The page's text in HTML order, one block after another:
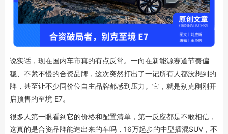
说实话，现在国内车市真的有点反常。一向在新能源赛道节奏偏
稳、不紧不慢的合资品牌，这次突然打出了一记所有人都没想到的
牌，甚至让不少同价位自主品牌都感到压力。它，就是别克刚刚开
启预售的至境 E7。
很多人第一眼看到它的价格和配置清单，第一反应都是不敢相信，
这真的是合资品牌能造出来的车吗，16万起步的中型插混SUV，不